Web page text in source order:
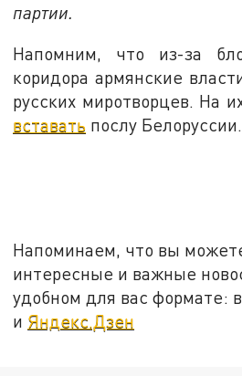
партии.
Напомним, что из-за
коридора армянские
русских миротворцев. На
вставать послу Белоруссии.
Напоминаем, что вы
интересные и важные
удобном для вас формате: в
и Яндекс.Дзен